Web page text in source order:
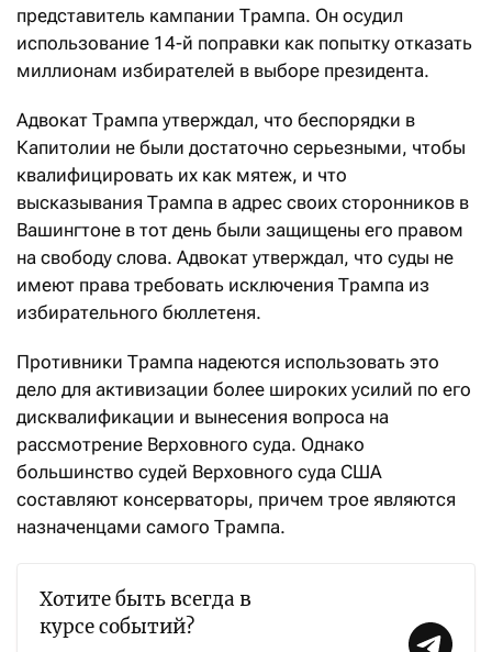
представитель кампании Трампа. Он осудил
использование 14-й поправки как попытку отказать
миллионам избирателей в выборе президента.
Адвокат Трампа утверждал, что беспорядки в
Капитолии не были достаточно серьезными, чтобы
квалифицировать их как мятеж, и что
высказывания Трампа в адрес своих сторонников в
Вашингтоне в тот день были защищены его правом
на свободу слова. Адвокат утверждал, что суды не
имеют права требовать исключения Трампа из
избирательного бюллетеня.
Противники Трампа надеются использовать это
дело для активизации более широких усилий по его
дисквалификации и вынесения вопроса на
рассмотрение Верховного суда. Однако
большинство судей Верховного суда США
составляют консерваторы, причем трое являются
назначенцами самого Трампа.
Хотите быть всегда в
курсе событий?